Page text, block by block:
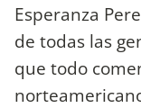
Esperanza
de todas las
que todo